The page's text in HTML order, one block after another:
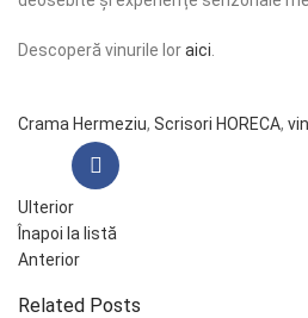
Descoperă vinurile loraici.
Crama Hermeziu, Scrisori HORECA,
Ulterior
Înapoi la listă
Anterior
Related Posts